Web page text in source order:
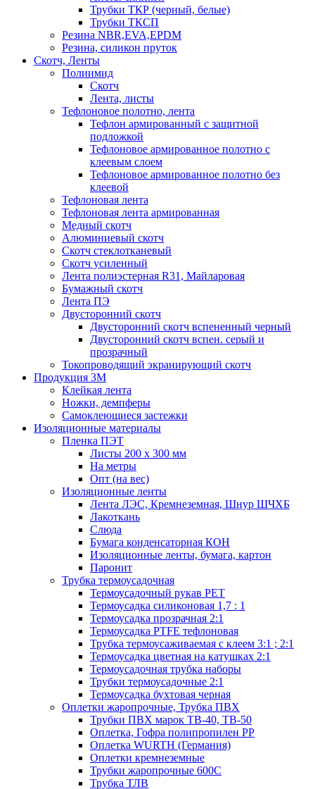
Трубки ТКР (черный, белые)
Трубки ТКСП
Резина NBR,EVA,EPDM
Резина, силикон пруток
Скотч, Ленты
Полиимид
Скотч
Лента, листы
Тефлоновое полотно, лента
Тефлон армированный с защитной
подложкой
Тефлоновое армированное полотно с
клеевым слоем
Тефлоновое армированное полотно без
клеевой
Тефлоновая лента
Тефлоновая лента армированная
Медный скотч
Алюминиевый скотч
Скотч стеклотканевый
Скотч усиленный
Лента полиэстерная R31, Майларовая
Бумажный скотч
Лента ПЭ
Двусторонний скотч
Двусторонний скотч вспененный черный
Двусторонний скотч вспен. серый и
прозрачный
Токопроводящий экранирующий скотч
Продукция 3M
Клейкая лента
Ножки, демпферы
Самоклеющиеся застежки
Изоляционные материалы
Пленка ПЭТ
Листы 200 х 300 мм
На метры
Опт (на вес)
Изоляционные ленты
Лента ЛЭС, Кремнеземная, Шнур ШЧХБ
Лакоткань
Слюда
Бумага конденсаторная КОН
Изоляционные ленты, бумага, картон
Паронит
Трубка термоусадочная
Термоусадочный рукав PET
Термоусадка силиконовая 1,7 : 1
Термоусадка прозрачная 2:1
Термоусадка PTFE тефлоновая
Трубка термоусаживаемая с клеем 3:1 ; 2:1
Термоусадка цветная на катушках 2:1
Термоусадочная трубка наборы
Трубки термоусадочные 2:1
Термоусадка бухтовая черная
Оплетки жаропрочные, Трубка ПВХ
Трубки ПВХ марок ТВ-40, ТВ-50
Оплетка, Гофра полипропилен PP
Оплетка WURTH (Германия)
Оплетки кремнеземные
Трубки жаропрочные 600С
Трубка ТЛВ